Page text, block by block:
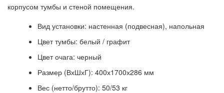
корпусом тумбы и стеной помещения.
Вид установки: настенная (подвесная), напольная
Цвет тумбы: белый / графит
Цвет очага: черный
Размер (ВхШхГ): 400х1700х286 мм
Вес (нетто/брутто): 50/53 кг